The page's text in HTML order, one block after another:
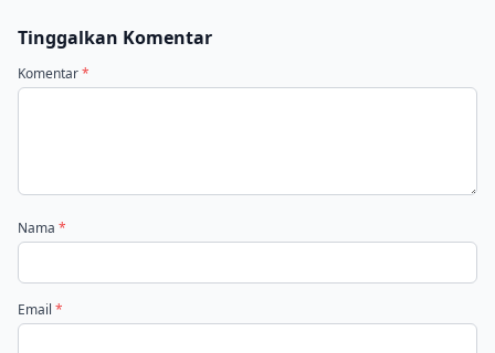
Tinggalkan Komentar
Komentar*
Nama *
Email *